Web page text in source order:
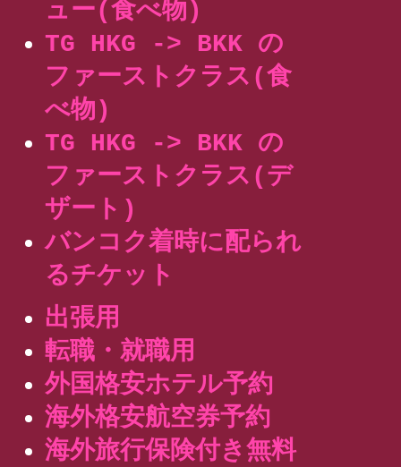
ュー(食べ物)
TG HKG -> BKK の
ファーストクラス(食
べ物)
TG HKG -> BKK の
ファーストクラス(デ
ザート)
バンコク着時に配られ
るチケット
出張用
転職・就職用
外国格安ホテル予約
海外格安航空券予約
海外旅行保険付き無料